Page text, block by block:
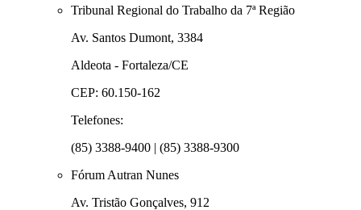
Tribunal Regional do Trabalho da 7ª Região
Av. Santos Dumont, 3384
Aldeota - Fortaleza/CE
CEP: 60.150-162
Telefones:
(85) 3388-9400 | (85) 3388-9300
Fórum Autran Nunes
Av. Tristão Gonçalves, 912